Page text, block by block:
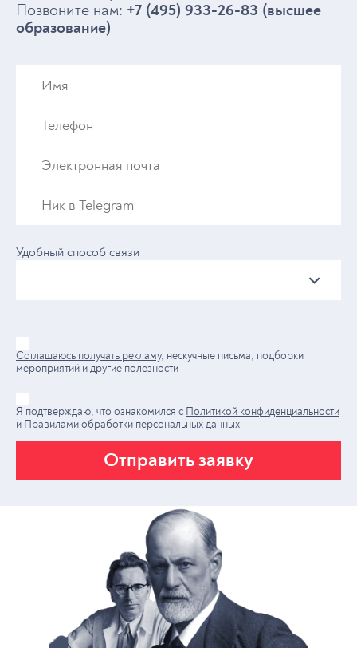
Позвоните нам: +7 (495) 933-26-83 (высшее
образование)
Удобный способ связи
Соглашаюсь получать рекламу, нескучные письма, подборки
мероприятий и другие полезности
Я подтверждаю, что ознакомился с Политикой конфиденциальности
и Правилами обработки персональных данных
Отправить заявку